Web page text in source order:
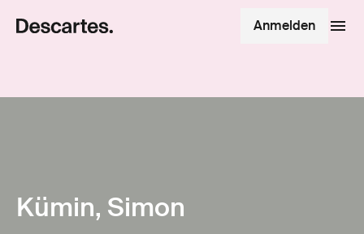
Anmelden
Kümin, Simon